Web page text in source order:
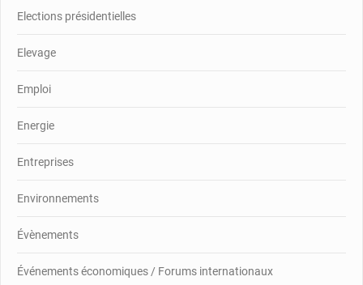
Elections présidentielles
Elevage
Emploi
Energie
Entreprises
Environnements
Évènements
Événements économiques / Forums internationaux